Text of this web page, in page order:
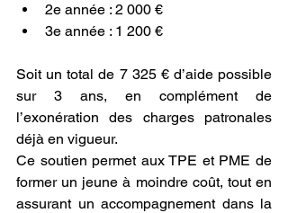
2e année : 2 000 €
3e année : 1 200 €
Soit un total de 7 325 € d’aide possible
sur 3 ans, en complément de
l’exonération des charges patronales
déjà en vigueur.
Ce soutien permet aux TPE et PME de
former un jeune à moindre coût, tout en
assurant un accompagnement dans la